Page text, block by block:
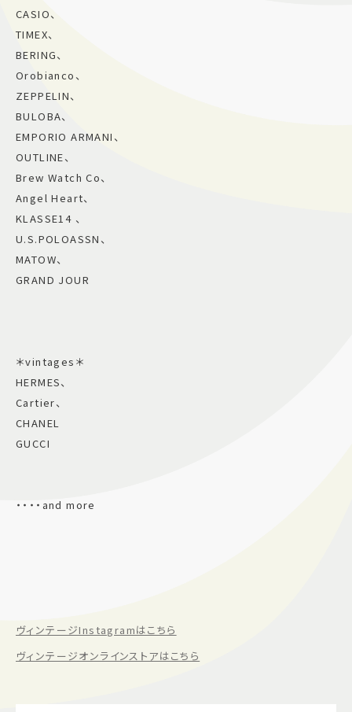
CASIO、
TIMEX、
BERING、
Orobianco、
ZEPPELIN、
BULOBA、
EMPORIO ARMANI、
OUTLINE、
Brew Watch Co、
Angel Heart、
KLASSE14 、
U.S.POLOASSN、
MATOW、
GRAND JOUR
＊vintages＊
HERMES、
Cartier、
CHANEL
GUCCI
・・・・and more
ヴィンテージInstagramはこちら
ヴィンテージオンラインストアはこちら